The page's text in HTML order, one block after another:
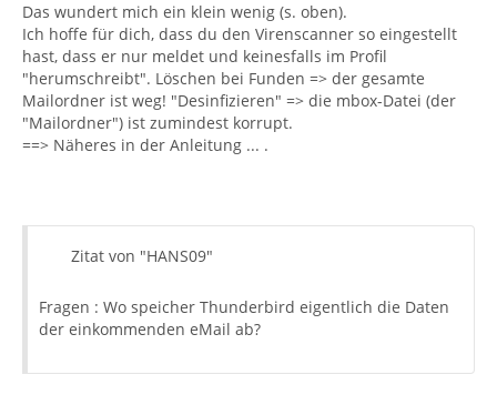
Das wundert mich ein klein wenig (s. oben).
Ich hoffe für dich, dass du den Virenscanner so eingestellt
hast, dass er nur meldet und keinesfalls im Profil
"herumschreibt". Löschen bei Funden => der gesamte
Mailordner ist weg! "Desinfizieren" => die mbox-Datei (der
"Mailordner") ist zumindest korrupt.
==> Näheres in der Anleitung ... .
Zitat von "HANS09"
Fragen : Wo speicher Thunderbird eigentlich die Daten
der einkommenden eMail ab?